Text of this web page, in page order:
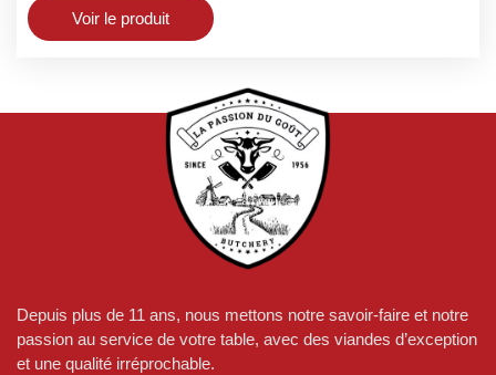
Voir le produit
Depuis plus de 11 ans, nous mettons notre savoir-faire et notre
passion au service de votre table, avec des viandes d’exception
et une qualité irréprochable.